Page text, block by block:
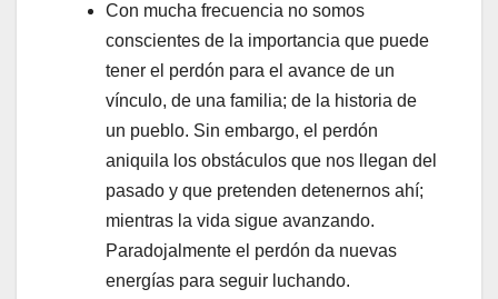
Con mucha frecuencia no somos
conscientes de la importancia que puede
tener el perdón para el avance de un
vínculo, de una familia; de la historia de
un pueblo. Sin embargo, el perdón
aniquila los obstáculos que nos llegan del
pasado y que pretenden detenernos ahí;
mientras la vida sigue avanzando.
Paradojalmente el perdón da nuevas
energías para seguir luchando.